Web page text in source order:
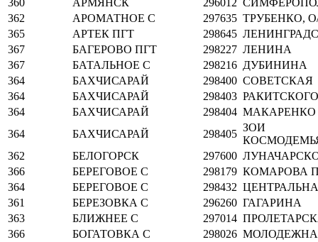
362
АРОМАТНОЕ С 297635 ТРУБЕНКО,
365
АРТЕК ПГТ 298645
367
БАГЕРОВО ПГТ 298227 ЛЕНИНА
367
БАТАЛЬНОЕ С 298216 ДУБИНИНА
364
БАХЧИСАРАЙ 298400 СОВЕТСКАЯ
364
БАХЧИСАРАЙ 298403 РАКИТСКОГО
364
БАХЧИСАРАЙ 298404 МАКАРЕНКО
364
БАХЧИСАРАЙ 298405
ЗОИ
362
БЕЛОГОРСК 297600
366
БЕРЕГОВОЕ С 298179 КОМАРОВА
364
БЕРЕГОВОЕ С 298432
361
БЕРЕЗОВКА С 296260 ГАГАРИНА
363
БЛИЖНЕЕ С 297014
366
БОГАТОВКА С 298026